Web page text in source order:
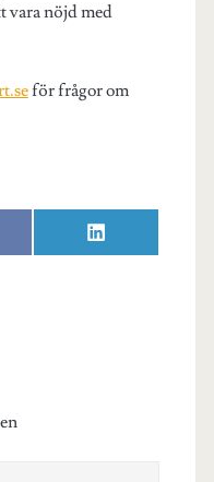
vara nöjd med
för frågor om
Dela
på
L
i